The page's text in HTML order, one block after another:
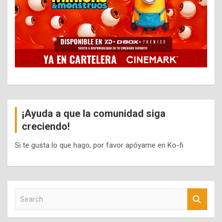
¡Ayuda a que la comunidad siga
creciendo!
Si te gusta lo que hago, por favor apóyame en Ko-fi